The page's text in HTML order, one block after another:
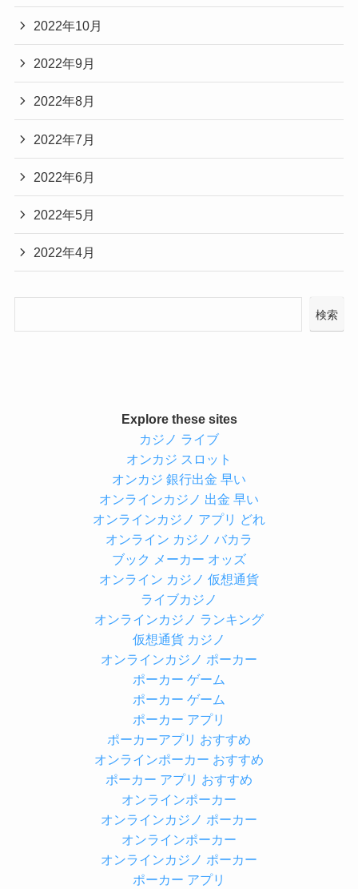
2022年10月
2022年9月
2022年8月
2022年7月
2022年6月
2022年5月
2022年4月
検索
Explore these sites
カジノ ライブ
オンカジ スロット
オンカジ 銀行出金 早い
オンラインカジノ 出金 早い
オンラインカジノ アプリ どれ
オンライン カジノ バカラ
ブック メーカー オッズ
オンライン カジノ 仮想通貨
ライブカジノ
オンラインカジノ ランキング
仮想通貨 カジノ
オンラインカジノ ポーカー
ポーカー ゲーム
ポーカー ゲーム
ポーカー アプリ
ポーカーアプリ おすすめ
オンラインポーカー おすすめ
ポーカー アプリ おすすめ
オンラインポーカー
オンラインカジノ ポーカー
オンラインポーカー
オンラインカジノ ポーカー
ポーカー アプリ